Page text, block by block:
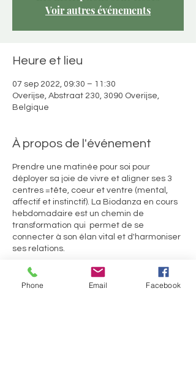
Voir autres événements
Heure et lieu
07 sep 2022, 09:30 – 11:30
Overijse, Abstraat 230, 3090 Overijse,
Belgique
À propos de l'événement
Prendre une matinée pour soi pour
déployer sa joie de vivre et aligner ses 3
centres =tête, coeur et ventre (mental,
affectif et instinctif). La Biodanza en cours
hebdomadaire est un chemin de
transformation qui permet de se
connecter à son élan vital et d'harmoniser
ses relations.
***Voir la VIDEO de présentation de la
biodanza en bas de la page d'accueil de
Phone Email Facebook